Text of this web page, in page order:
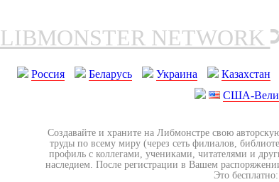
LIBMONSTER NETWORK
Россия Беларусь Украина Казахстан
США-
Создавайте и храните на Либмонстре свою
труды по всему миру (через сеть филиалов,
профиль с коллегами, учениками, читателями и
наследием. После регистрации в Вашем
Это бесплатно: